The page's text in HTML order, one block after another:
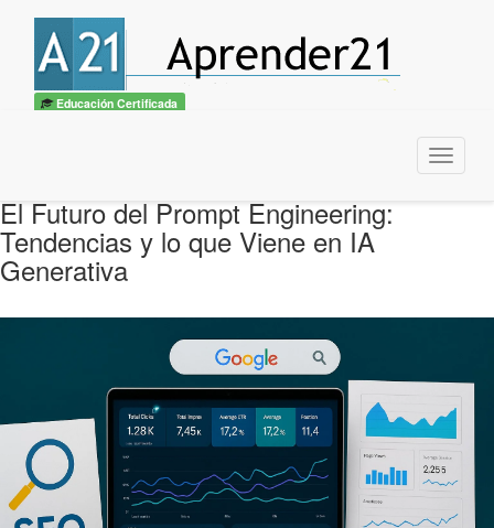
Educación Certificada
Menu
El Futuro del Prompt Engineering:
Tendencias y lo que Viene en IA
Generativa